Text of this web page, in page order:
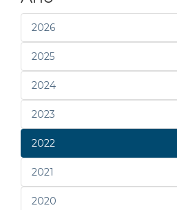
2026
2025
2024
2023
2022
2021
2020